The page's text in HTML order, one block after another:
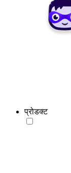
प्रोडक्ट